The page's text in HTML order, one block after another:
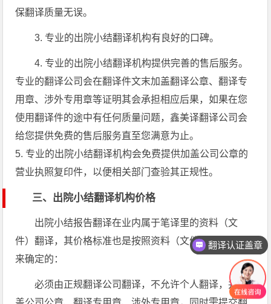
保翻译质量无误。
3. 专业的出院小结翻译机构有良好的口碑。
4. 专业的出院小结翻译机构提供完善的售后服务。
专业的翻译公司会在翻译件文末加盖翻译公章、翻译专
用章、涉外专用章等证明其会承担相应后果，如果在您
使用翻译件的途中有任何质量问题，鑫美译翻译公司会
给您提供免费的售后服务直至您满意为止。
5. 专业的出院小结翻译机构会免费提供加盖公司公章的
营业执照复印件，以便相关部门查验其正规性。
三、出院小结翻译机构价格
出院小结报告翻译在业内属于笔译里的资料（文
件）翻译，其价格标准也是按照资料（文件）翻译价钱
来确定的：
必须由正规翻译公司翻译，不允许个人翻译，并加
翻译认证盖章